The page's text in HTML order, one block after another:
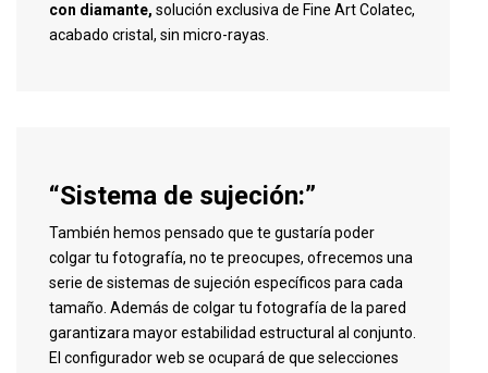
con diamante, solución exclusiva de Fine Art Colatec,
acabado cristal, sin micro-rayas.
“Sistema de sujeción:”
También hemos pensado que te gustaría poder
colgar tu fotografía, no te preocupes, ofrecemos una
serie de sistemas de sujeción específicos para cada
tamaño. Además de colgar tu fotografía de la pared
garantizara mayor estabilidad estructural al conjunto.
El configurador web se ocupará de que selecciones